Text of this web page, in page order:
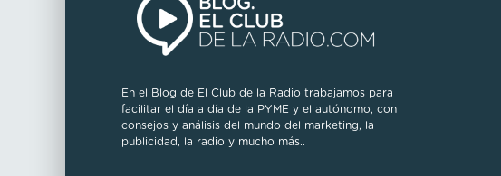
En el Blog de El Club de la Radio trabajamos para
facilitar el día a día de la PYME y el autónomo, con
consejos y análisis del mundo del marketing, la
publicidad, la radio y mucho más..